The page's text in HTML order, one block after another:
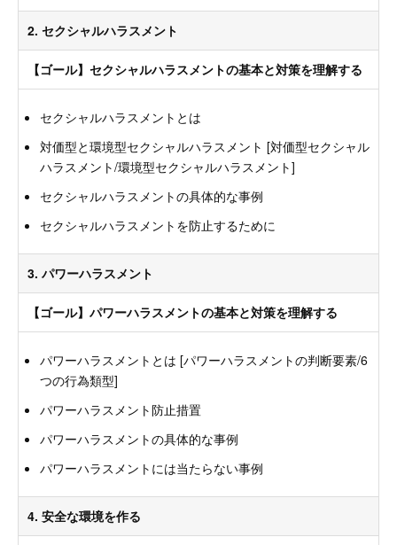
2. セクシャルハラスメント
【ゴール】セクシャルハラスメントの基本と対策を理解する
セクシャルハラスメントとは
対価型と環境型セクシャルハラスメント [対価型セクシャル
ハラスメント/環境型セクシャルハラスメント]
セクシャルハラスメントの具体的な事例
セクシャルハラスメントを防止するために
3. パワーハラスメント
【ゴール】パワーハラスメントの基本と対策を理解する
パワーハラスメントとは [パワーハラスメントの判断要素/6
つの行為類型]
パワーハラスメント防止措置
パワーハラスメントの具体的な事例
パワーハラスメントには当たらない事例
4. 安全な環境を作る